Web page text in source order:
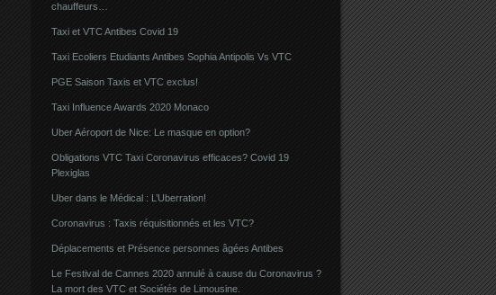
chauffeurs…
Taxi et VTC Antibes Covid 19
Taxi Ecoliers Etudiants Antibes Sophia Antipolis Vs VTC
PGE Saison Taxis et VTC exclus!
Taxi Influence Awards 2020 Monaco
Uber Aéroport de Nice: Le masque en option?
Obligations VTC Taxi Coronavirus efficaces? Covid 19
Plexiglas
Uber dans le Médical : L’Uberration!
Coronavirus : Taxis réquisitionnés et les VTC?
Déplacements et Présence personnes âgées Antibes
Le Festival de Cannes 2020 annulé à cause du Coronavirus ?
La mort des VTC et Sociétés de Limousine.